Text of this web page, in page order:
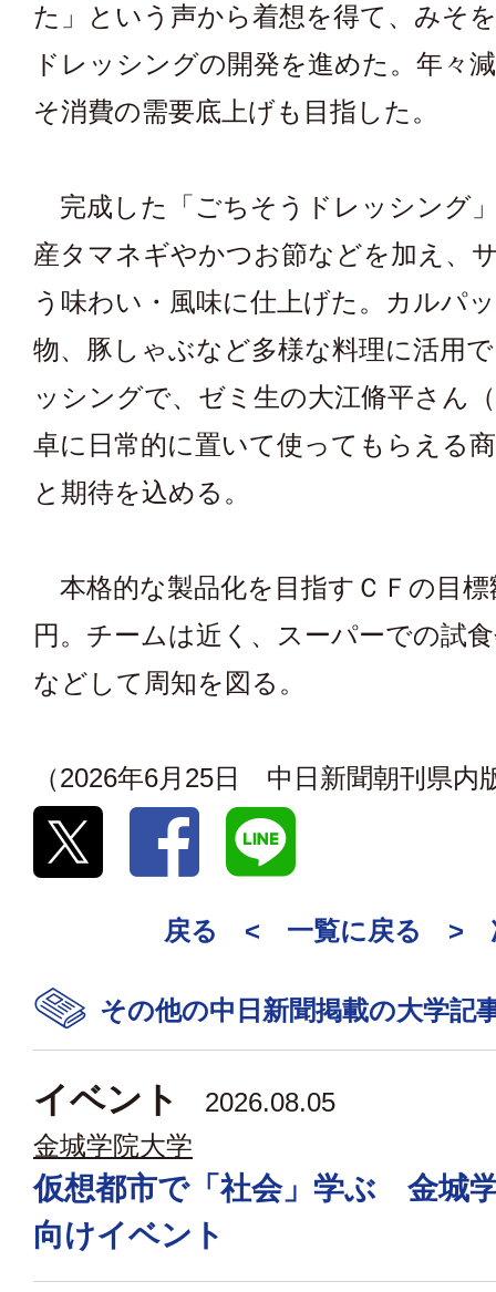
た」という声から着想を得て、みそ
ドレッシングの開発を進めた。年々
そ消費の需要底上げも目指した。
完成した「ごちそうドレッシング
産タマネギやかつお節などを加え、
う味わい・風味に仕上げた。カルパ
物、豚しゃぶなど多様な料理に活用
ッシングで、ゼミ生の大江脩平さん
卓に日常的に置いて使ってもらえる
と期待を込める。
本格的な製品化を目指すＣＦの目標
円。チームは近く、スーパーでの試
などして周知を図る。
（2026年6月25日 中日新聞朝刊県内
戻る < 一覧に戻る >
その他の中日新聞掲載の大学記
イベント
2026.08.05
金城学院大学
仮想都市で「社会」学ぶ 金城
向けイベント